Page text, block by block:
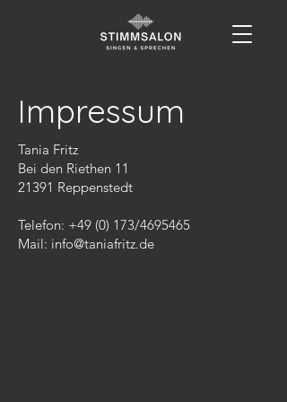
Impressum
Tania Fritz
Bei den Riethen 11
21391 Reppenstedt​
Telefon: +49 (0) 173/4695465
Mail: info@taniafritz.de​